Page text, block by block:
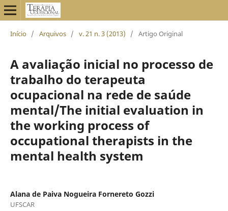
Início / Arquivos / v. 21 n. 3 (2013) / Artigo Original
A avaliação inicial no processo de
trabalho do terapeuta
ocupacional na rede de saúde
mental/The initial evaluation in
the working process of
occupational therapists in the
mental health system
Alana de Paiva Nogueira Fornereto Gozzi
UFSCAR